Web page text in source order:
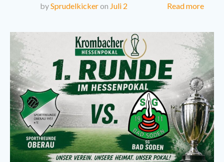
bySprudelkickeron Juli 2 Read more